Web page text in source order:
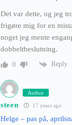
Det var dette, og jeg
frigøre mig for en
noget jeg mente
dobbeltbeslutning.
0 Reply
Author
steen 17 years ago
Helge – pas på,